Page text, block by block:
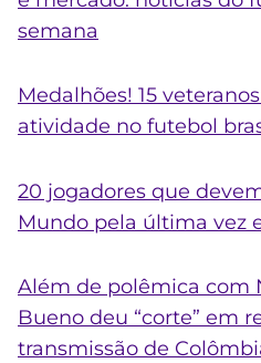
semana
Medalhões! 15
atividade no futebol
20 jogadores que
Mundo pela última vez
Além de polêmica com
Bueno deu “corte” em
transmissão de